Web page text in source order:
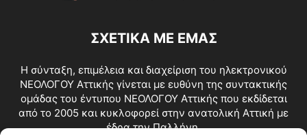
ΣΧΕΤΙΚΑ ΜΕ ΕΜΑΣ
Η σύνταξη, επιμέλεια και διαχείριση του ηλεκτρονικού
ΝΕΟΛΟΓΟΥ Αττικής γίνεται με ευθύνη της συντακτικής
ομάδας του έντυπου ΝΕΟΛΟΓΟΥ Αττικής που εκδίδεται
από το 2005 και κυκλοφορεί στην ανατολική Αττική με
έδρα την Παλλήνη.